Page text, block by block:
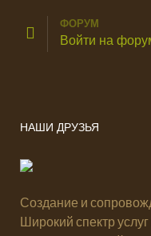
ФОРУМ
Войти на
НАШИ ДРУЗЬЯ
Создание и
Широкий спектр